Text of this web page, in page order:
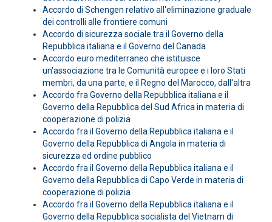
Accordo di Schengen relativo all'eliminazione graduale
dei controlli alle frontiere comuni
Accordo di sicurezza sociale tra il Governo della
Repubblica italiana e il Governo del Canada
Accordo euro mediterraneo che istituisce
un'associazione tra le Comunità europee e i loro Stati
membri, da una parte, e il Regno del Marocco, dall'altra
Accordo fra Governo della Repubblica italiana e il
Governo della Repubblica del Sud Africa in materia di
cooperazione di polizia
Accordo fra il Governo della Repubblica italiana e il
Governo della Repubblica di Angola in materia di
sicurezza ed ordine pubblico
Accordo fra il Governo della Repubblica italiana e il
Governo della Repubblica di Capo Verde in materia di
cooperazione di polizia
Accordo fra il Governo della Repubblica italiana e il
Governo della Repubblica socialista del Vietnam di